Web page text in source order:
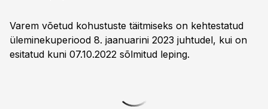
Varem võetud kohustuste täitmiseks on kehtestatud
üleminekuperiood 8. jaanuarini 2023 juhtudel, kui on
esitatud kuni 07.10.2022 sõlmitud leping.